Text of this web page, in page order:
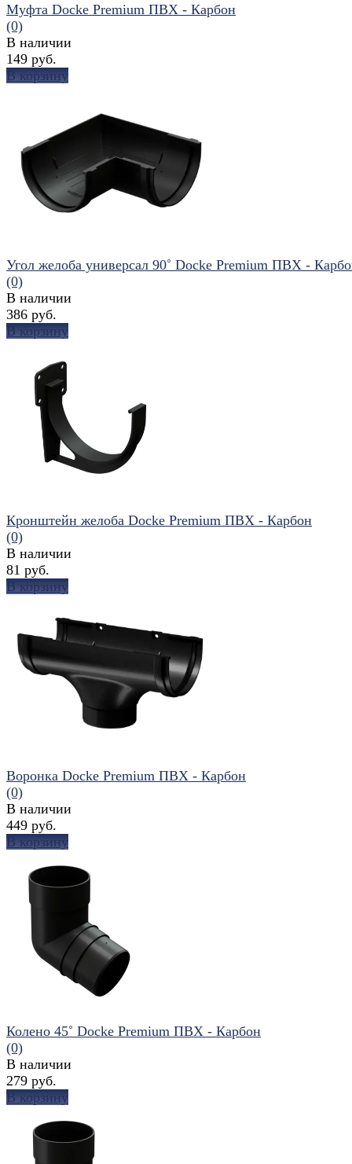
избранное сравнить
Муфта Docke Premium ПВХ - Карбон
(0)
В наличии
149 руб.
В корзину
избранное
Угол желоба универсал 90˚ Docke Premium ПВХ -
(0)
В наличии
386 руб.
В корзину
избранное сравнить
Кронштейн желоба Docke Premium ПВХ - Карбон
(0)
В наличии
81 руб.
В корзину
избранное сравнить
Воронка Docke Premium ПВХ - Карбон
(0)
В наличии
449 руб.
В корзину
Колено 45˚ Docke Premium ПВХ - Карбон
(0)
В наличии
279 руб.
В корзину